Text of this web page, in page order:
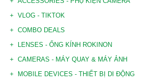
VLOG - TIKTOK
COMBO DEALS
LENSES - ỐNG KÍNH ROKINON
CAMERAS - MÁY QUAY & MÁY ẢNH
MOBILE DEVICES - THIẾT BỊ DI ĐỘNG